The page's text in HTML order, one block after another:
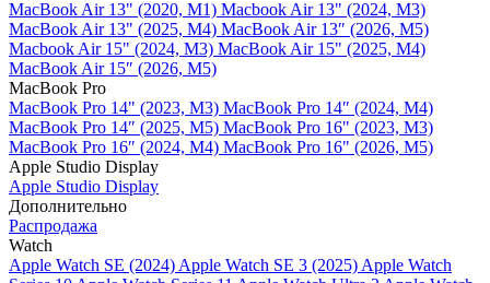
MacBook Air 13" (2020, M1) Macbook Air 13" (2024, M3)
MacBook Air 13" (2025, M4) MacBook Air 13″ (2026, M5)
Macbook Air 15" (2024, M3) MacBook Air 15" (2025, M4)
MacBook Air 15″ (2026, M5)
MacBook Pro
MacBook Pro 14" (2023, M3) MacBook Pro 14″ (2024, M4)
MacBook Pro 14″ (2025, M5) MacBook Pro 16" (2023, M3)
MacBook Pro 16″ (2024, M4) MacBook Pro 16" (2026, M5)
Apple Studio Display
Apple Studio Display
Дополнительно
Распродажа
Watch
Apple Watch SE (2024) Apple Watch SE 3 (2025) Apple Watch